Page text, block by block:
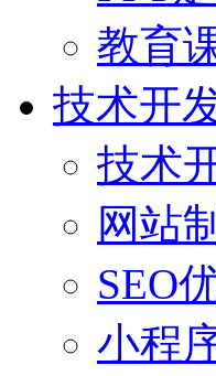
教育
技术开
技术
网站
SEO
小程